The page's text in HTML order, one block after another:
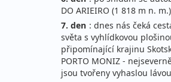
úterý - úterý
srpen 2027
DO ARIEIRO (1 818 m n.
7. den : dnes nás čeká
světa s vyhlídkovou
připomínající krajinu
PORTO MONIZ -
jsou tvořeny vyhaslou